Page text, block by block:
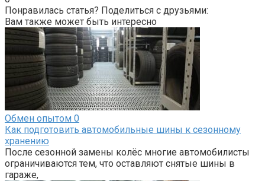
Понравилась статья? Поделиться с друзьями:
Вам также может быть интересно
Обмен опытом 0
Как подготовить автомобильные шины к сезонному
хранению
После сезонной замены колёс многие автомобилисты
ограничиваются тем, что оставляют снятые шины в
гараже,